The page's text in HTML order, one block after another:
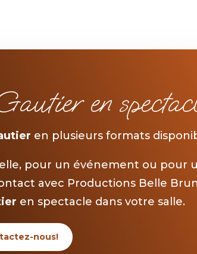
en
en plusieurs formats
pour un événement ou pour
avec Productions Belle
en spectacle dans votre salle.
nous!